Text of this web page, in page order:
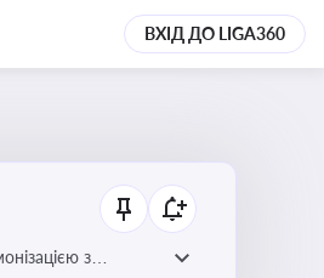
ВХІД ДО LIGA360
з